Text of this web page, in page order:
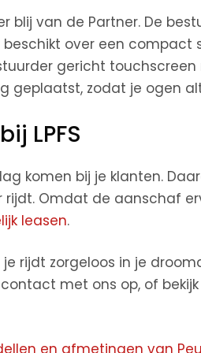
blij van de Partner. De
over een compact
gericht
geplaatst, zodat je ogen
LPFS
komen bij je klanten.
Omdat de aanschaf
leasen.
rijdt zorgeloos in je
met ons op, of
en afmetingen van